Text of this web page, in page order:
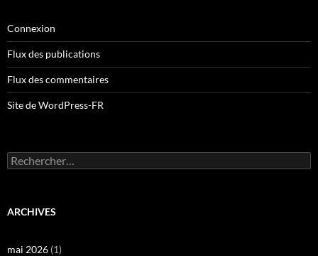
Connexion
Flux des publications
Flux des commentaires
Site de WordPress-FR
Rechercher :
ARCHIVES
mai 2026 (1)